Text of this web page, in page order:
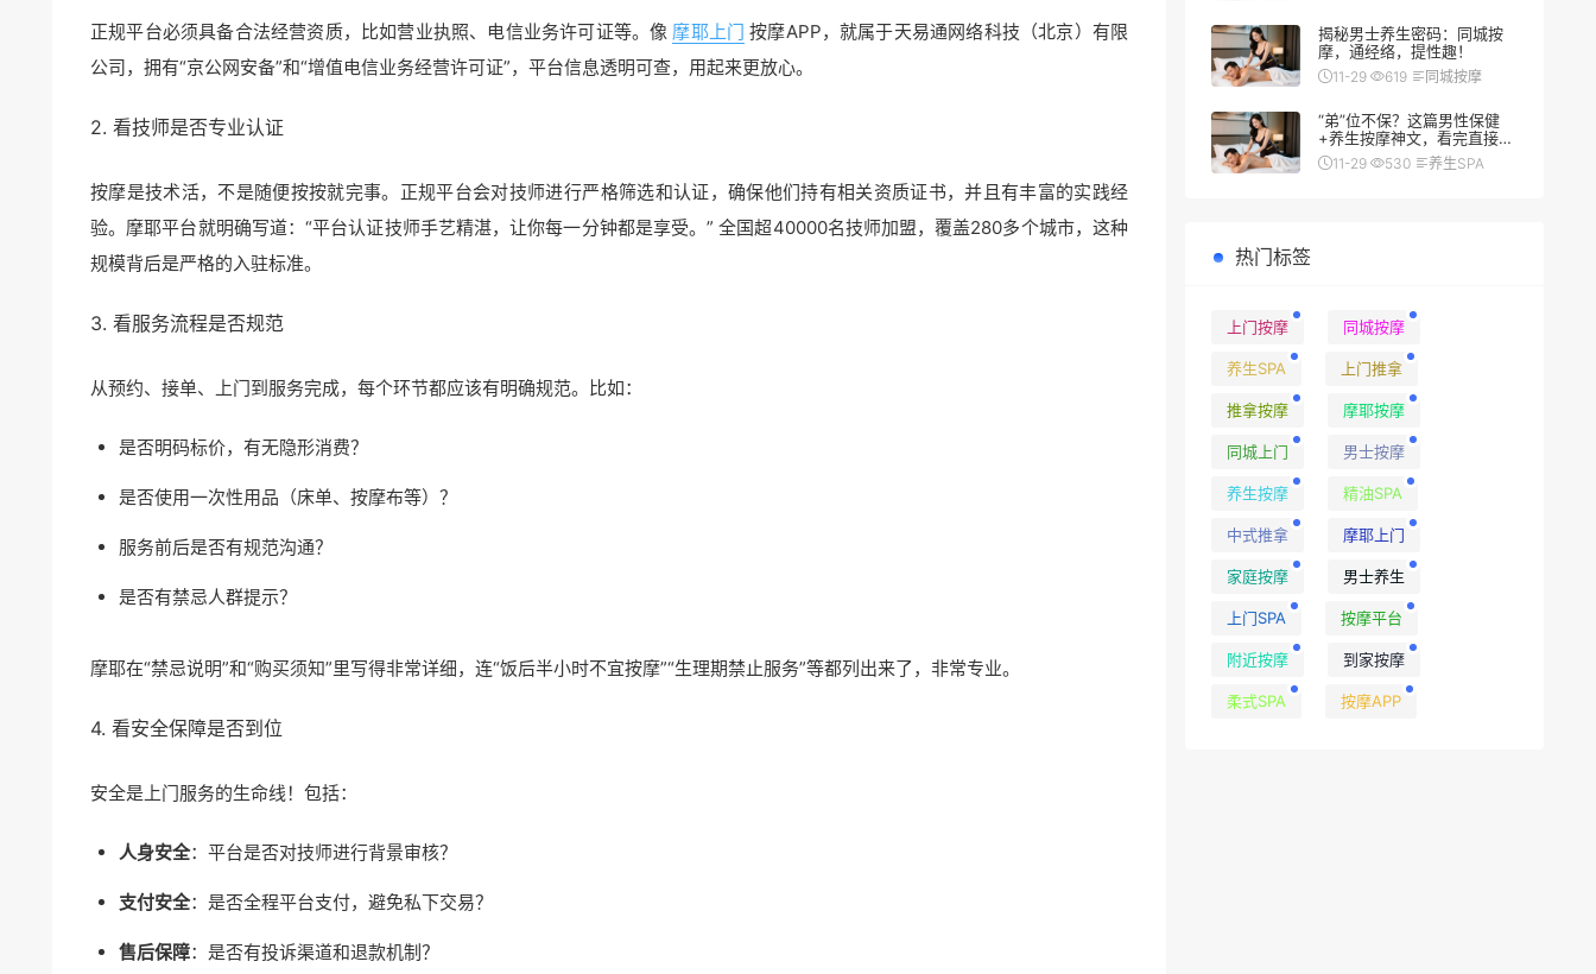
正规平台必须具备合法经营资质，比如营业执照、电信业务许可证等。像 摩耶上门 按摩APP，就属于天易通网络科技（北京）有限
公司，拥有“京公网安备”和“增值电信业务经营许可证”，平台信息透明可查，用起来更放心。
2. 看技师是否专业认证
按摩是技术活，不是随便按按就完事。正规平台会对技师进行严格筛选和认证，确保他们持有相关资质证书，并且有丰富的实践经
验。摩耶平台就明确写道：“平台认证技师手艺精湛，让你每一分钟都是享受。” 全国超40000名技师加盟，覆盖280多个城市，这种
规模背后是严格的入驻标准。
3. 看服务流程是否规范
从预约、接单、上门到服务完成，每个环节都应该有明确规范。比如：
是否明码标价，有无隐形消费？
是否使用一次性用品（床单、按摩布等）？
服务前后是否有规范沟通？
是否有禁忌人群提示？
摩耶在“禁忌说明”和“购买须知”里写得非常详细，连“饭后半小时不宜按摩”“生理期禁止服务”等都列出来了，非常专业。
4. 看安全保障是否到位
安全是上门服务的生命线！包括：
人身安全：平台是否对技师进行背景审核？
支付安全：是否全程平台支付，避免私下交易？
售后保障：是否有投诉渠道和退款机制？
揭秘男士养生密码：同城按
摩，通经络，提性趣！
11-29 619 同城按摩
“弟”位不保？这篇男性保健
+养生按摩神文，看完直接硬
（朗）了
11-29 530 养生SPA
热门标签
上门按摩 同城按摩
养生SPA 上门推拿
推拿按摩 摩耶按摩
同城上门 男士按摩
养生按摩 精油SPA
中式推拿 摩耶上门
家庭按摩 男士养生
上门SPA 按摩平台
附近按摩 到家按摩
柔式SPA 按摩APP